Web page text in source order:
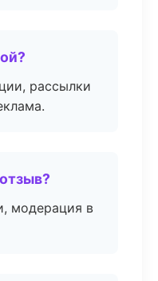
рассылки
модерация в